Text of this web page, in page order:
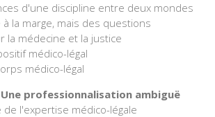
d'une discipline entre deux mondes
à la marge, mais des questions
la médecine et la justice
médico-légal
médico-légal
professionnalisation ambiguë
de l'expertise médico-légale